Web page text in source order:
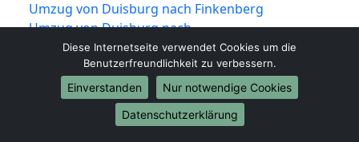
Umzug von Duisburg nach Finkenberg
Umzug von Duisburg nach
Humboldt/Gremberg
Umzug von Duisburg nach Kalk
Umzug von Duisburg nach Vingst
Umzug von Duisburg nach Höhenberg
Umzug von Duisburg nach Ostheim
Diese Internetseite verwendet Cookies um die
Benutzerfreundlichkeit zu verbessern.
Einverstanden
Nur notwendige Cookies
Datenschutzerklärung